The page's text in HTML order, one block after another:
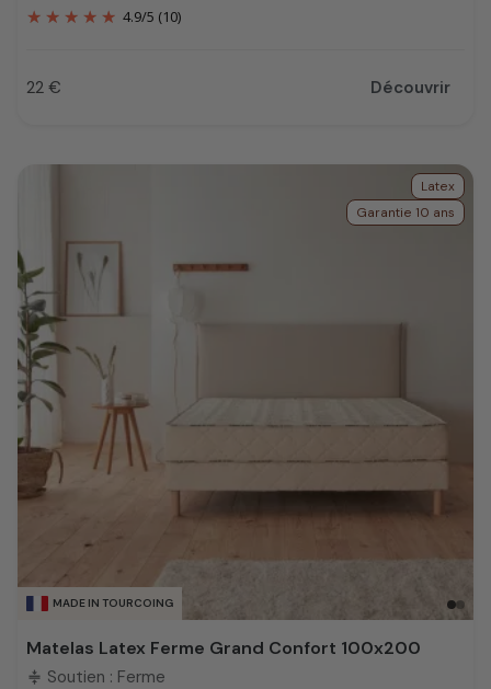
4.9/5 (10)
Prix
22 € Découvrir
MADE IN TOURCOING
Latex
Garantie 10 ans
Matelas Latex Ferme Grand Confort 100x200
compress Soutien : Ferme